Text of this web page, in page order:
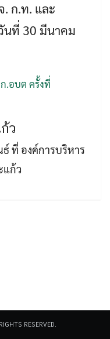
. ก.ท. และ
นที่ 30 มีนาคม
.อบต ครั้งที่
ว
ที่ องค์การบริหาร
แก้ว
RESERVED.